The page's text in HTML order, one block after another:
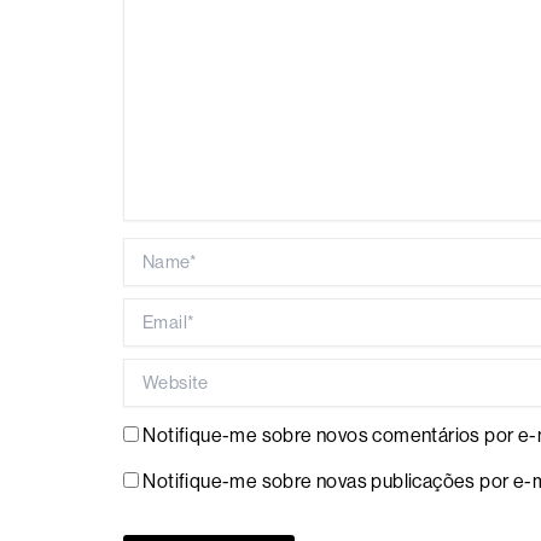
Notifique-me sobre novos comentários por e-
Notifique-me sobre novas publicações por e-